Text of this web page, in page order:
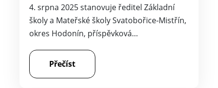
4. srpna 2025 stanovuje ředitel Základní
školy a Mateřské školy Svatobořice-Mistřín,
okres Hodonín, příspěvková…
Přečíst